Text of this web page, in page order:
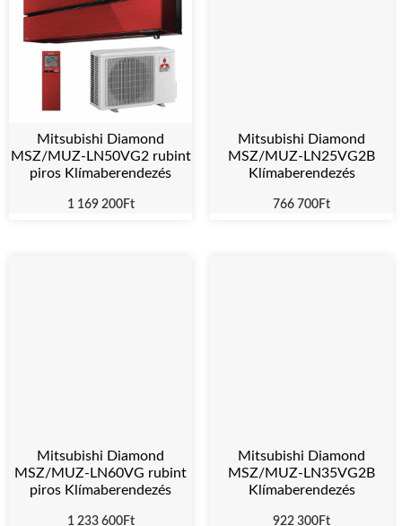
Mitsubishi Diamond
MSZ/MUZ-LN50VG2 rubint
piros Klímaberendezés
1 169 200Ft
Mitsubishi Diamond
MSZ/MUZ-LN25VG2B
Klímaberendezés
766 700Ft
Mitsubishi Diamond
MSZ/MUZ-LN60VG rubint
piros Klímaberendezés
1 233 600Ft
Mitsubishi Diamond
MSZ/MUZ-LN35VG2B
Klímaberendezés
922 300Ft